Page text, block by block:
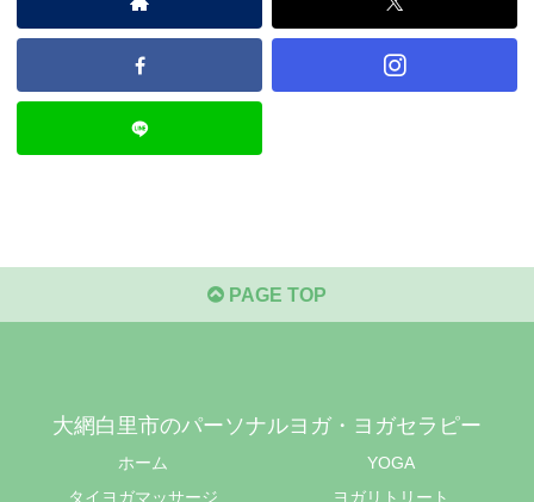
PAGE TOP
大網白里市のパーソナルヨガ・ヨガセラピー
ホーム
YOGA
タイヨガマッサージ
ヨガリトリート